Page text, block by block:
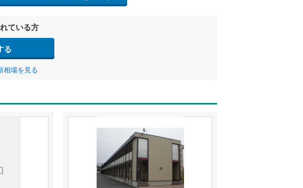
ている方
る
相場を見る